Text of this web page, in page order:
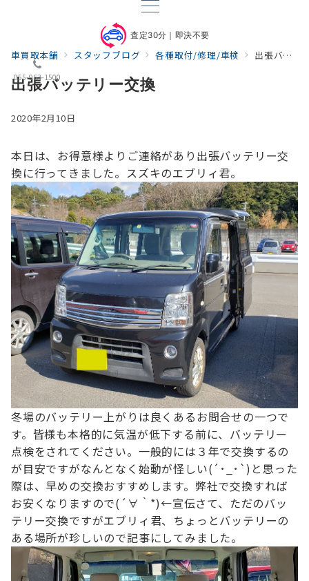
査定30分｜即決不要
055-963-1500
車買取本舗 スタッフブログ 各種取付/修理/車検 出張バッテリー交換
出張バッテリー交換
2020年2月10日
本日は、お得意様よりご連絡があり 出張バッテリー交
換に行ってきました。 スズキのエブリィ君。
冬場のバッテリー上がりは良くあるお問合せの一つで
す。 皆様も本格的に気温が低下する前に、バッテリー
点検をされてください。 一般的には３年で交換するの
が目安ですがなんとなく始動が怪しい(´･_･`)と思った
際は、早めの交換おすすめします。 弊社で交換すれば
お安くなりますので(´∀｀*)←宣伝さて、ただのバッ
テリー交換ですがエブリィ君、ちょっとバッテリーの
ある場所が珍しいので記事にしてみました。